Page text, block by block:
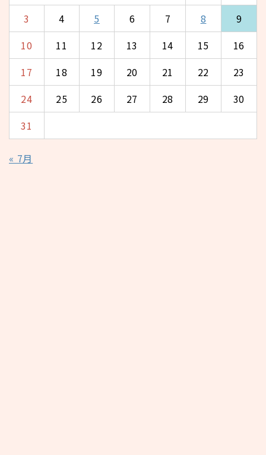
3
4 5 6 7 8
9
10
11 12 13 14 15
16
17
18 19 20 21 22
23
24
25 26 27 28 29
30
31
« 7月